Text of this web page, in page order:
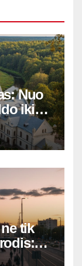
Nuo
iki
tik